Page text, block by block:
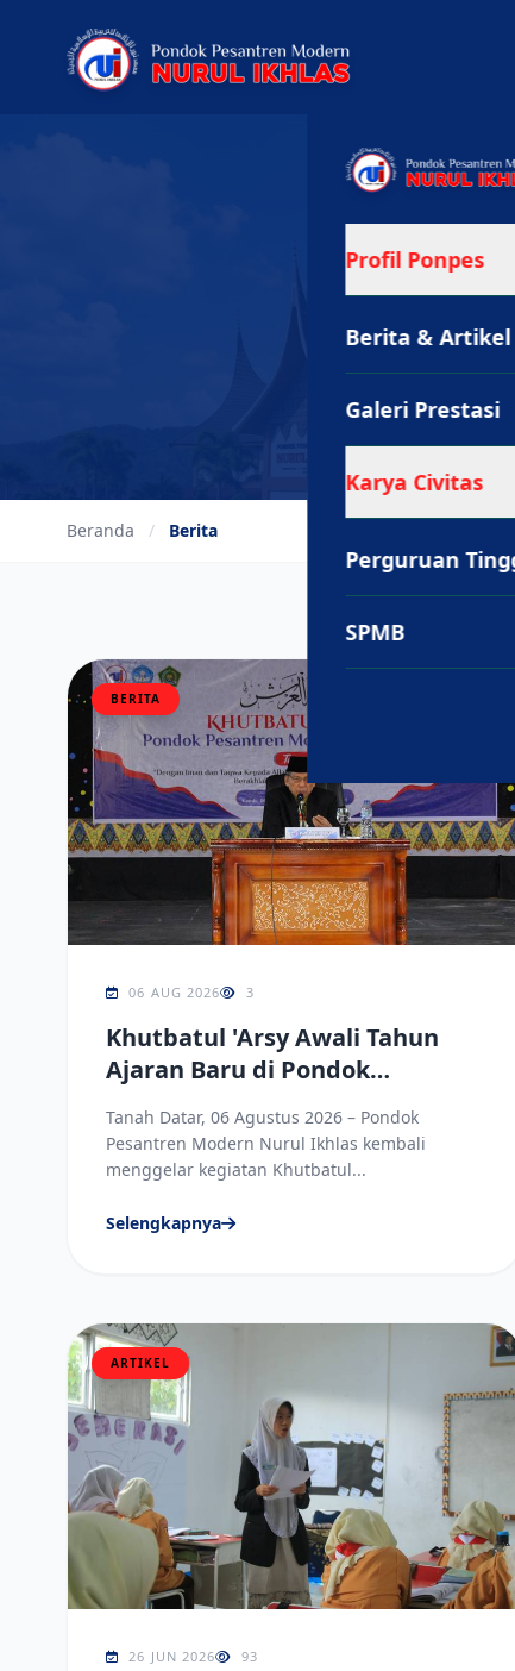
Profil Ponpes
Berita & Artikel
Galeri Prestasi
Karya Civitas
Perguruan
SPMB
Kabar
Beranda / Berita
BERITA
06 AUG 2026 3
Khutbatul 'Arsy Awali Tahun
Ajaran Baru di Pondok
Tanah Datar, 06 Agustus 2026 – Pondok
Pesantren Modern Nurul Ikhlas kembali
menggelar kegiatan Khutbatul...
Selengkapnya
ARTIKEL
26 JUN 2026 93